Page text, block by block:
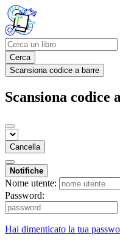
Cerca
Scansiona codice a barre
Scansiona codice
Cancella
Notifiche
Nome utente:
Password:
Hai dimenticato la tua